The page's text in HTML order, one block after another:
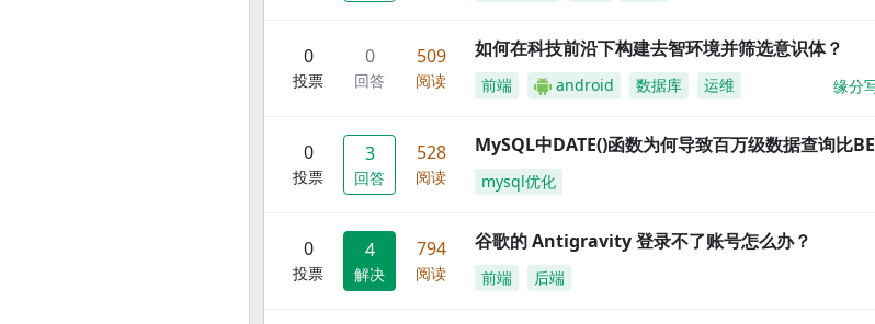
0
投票
0
回答
509
阅读
如何在科技前沿下构建去智环境并筛选意识体？
前端 android 数据库 运维 缘分
0
投票
3
回答
528
阅读
MySQL中DATE()函数为何导致百万级数据查询比
mysql优化
0
投票
4
解决
794
阅读
谷歌的 Antigravity 登录不了账号怎么办？
前端 后端